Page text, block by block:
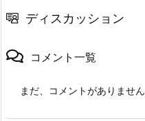
ディスカッション
コメント一覧
まだ、コメントがありません